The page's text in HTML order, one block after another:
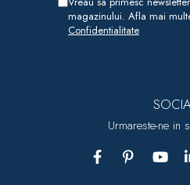
magazinului. Afla mai
Confidentialitate
Urmareste-ne in